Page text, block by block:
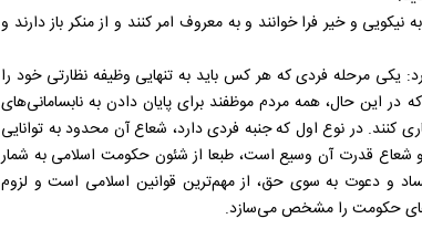
و خیر فرا خوانند و به معروف امر کنند و از منکر باز دارند و
یکی مرحله فردی که هر کس باید به تنهایی وظیفه نظارتی خود را
این حال، همه مردم موظفند برای پایان دادن به نابسامانی‌های
در نوع اول که جنبه فردی دارد، شعاع آن محدود به توانایی
شعاع قدرت آن وسیع است، طبعا از شئون حکومت اسلامی به شمار
و دعوت به سوی حق، از مهم‌ترین قوانین اسلامی است و لزوم
حکومت را مشخص می‌سازد.